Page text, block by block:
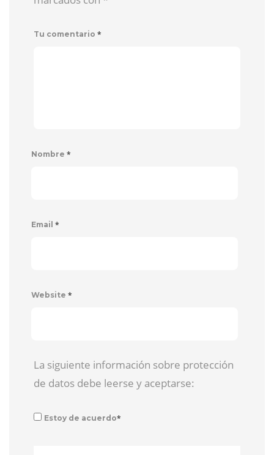
Tu comentario *
Nombre *
Email *
Website *
La siguiente información sobre protección
de datos debe leerse y aceptarse:
Estoy de acuerdo*